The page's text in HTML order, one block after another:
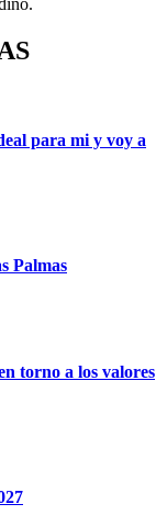
para mi y voy a
Palmas
torno a los valores